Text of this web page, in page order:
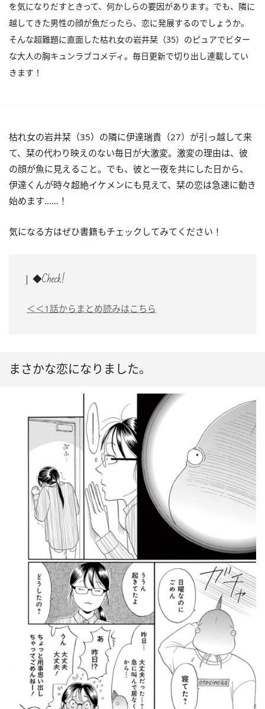
を気になりだすときって、何かしらの要因があります。でも、隣に
越してきた男性の顔が魚だったら、恋に発展するのでしょうか。
そんな超難題に直面した枯れ女の岩井栞（35）のピュアでビター
な大人の胸キュンラブコメディ。毎日更新で切り出し連載してい
きます！
枯れ女の岩井栞（35）の隣に伊達瑞貴（27）が引っ越して来
て、栞の代わり映えのない毎日が大激変。激変の理由は、彼
の顔が魚に見えること。でも、彼と一夜を共にした日から、
伊達くんが時々超絶イケメンにも見えて、栞の恋は急速に動き
始めます……！
気になる方はぜひ書籍もチェックしてみてください！
◆Check!
＜＜1話からまとめ読みはこちら
まさかな恋になりました。